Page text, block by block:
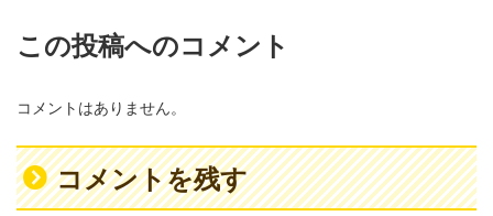
この投稿へのコメント
コメントはありません。
コメントを残す